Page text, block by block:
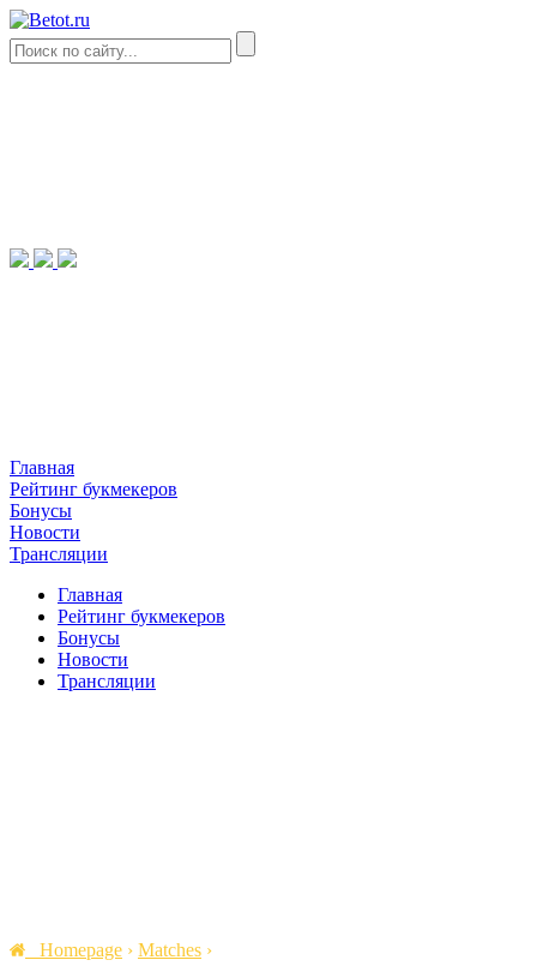
Главная
Рейтинг букмекеров
Бонусы
Новости
Трансляции
Главная
Рейтинг букмекеров
Бонусы
Новости
Трансляции
Homepage › Matches ›